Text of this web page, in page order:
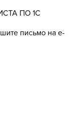
ПО 1С
письмо на e-